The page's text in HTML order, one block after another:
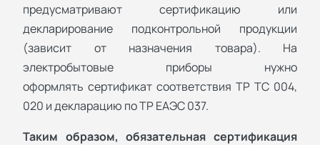
предусматривают сертификацию или
декларирование подконтрольной продукции
(зависит от назначения товара). На
электробытовые приборы нужно
оформлять сертификат соответствия ТР ТС 004,
020 и декларацию по ТР ЕАЭС 037.
Таким образом, обязательная сертификация